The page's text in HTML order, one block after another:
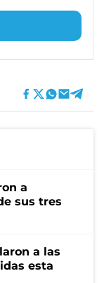
a
sus tres
a las
esta